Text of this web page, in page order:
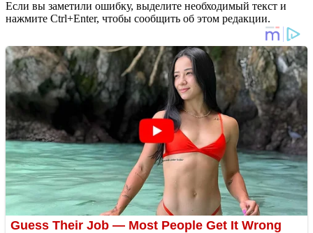
Если вы заметили ошибку, выделите необходимый текст и
нажмите Ctrl+Enter, чтобы сообщить об этом редакции.